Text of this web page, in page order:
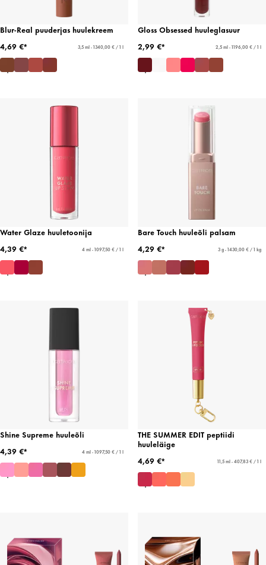
Blur-Real puuderjas huulekreem
4,69 €*
3,5 ml - 1340,00 € / 1 l
Gloss Obsessed huuleglasuur
2,99 €*
2,5 ml - 1196,00 € / 1 l
Water Glaze huuletoonija
4,39 €*
4 ml - 1097,50 € / 1 l
Bare Touch huuleõli palsam
4,29 €*
3 g - 1430,00 € / 1 kg
Shine Supreme huuleõli
4,39 €*
4 ml - 1097,50 € / 1 l
THE SUMMER EDIT peptiidi
huuleläige
4,69 €*
11,5 ml - 407,83 € / 1 l